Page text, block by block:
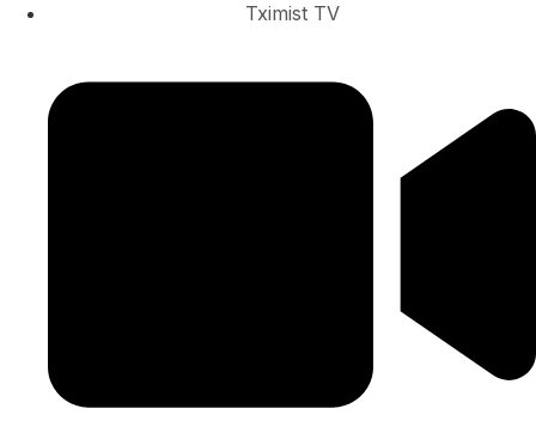
Tximist TV